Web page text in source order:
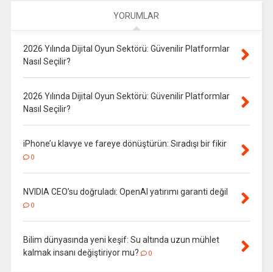
YORUMLAR
2026 Yılında Dijital Oyun Sektörü: Güvenilir Platformlar
Nasıl Seçilir?
2026 Yılında Dijital Oyun Sektörü: Güvenilir Platformlar
Nasıl Seçilir?
iPhone’u klavye ve fareye dönüştürün: Sıradışı bir fikir
0
NVIDIA CEO’su doğruladı: OpenAI yatırımı garanti değil
0
Bilim dünyasında yeni keşif: Su altında uzun mühlet
kalmak insanı değiştiriyor mu?
0